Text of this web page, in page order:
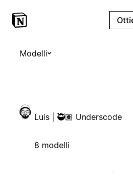
Modelli
Luis | 🥷🏽 Underscode
8 modelli